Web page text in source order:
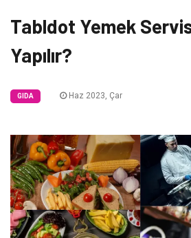
Tabldot Yemek
Yapılır?
GIDA Haz 2023, Çar